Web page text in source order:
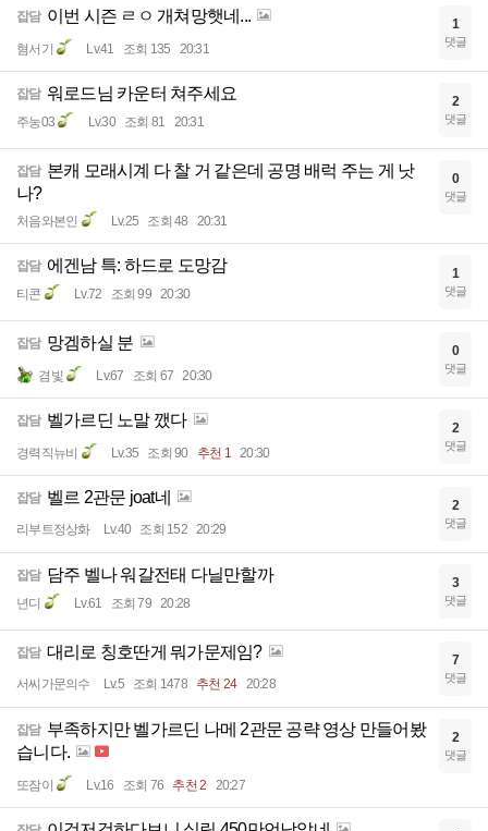
잡담 이번 시즌 ㄹㅇ 개쳐망햇네...
혐서기 Lv.41 조회 135 20:31
1
댓글
잡담 워로드님 카운터 쳐주세요
주눙03 Lv.30 조회 81 20:31
2
댓글
잡담 본캐 모래시계 다 찰 거 같은데 공명 배럭 주는 게 낫
나?
처음와본인 Lv.25 조회 48 20:31
0
댓글
잡담 에겐남 특: 하드로 도망감
티콘 Lv.72 조회 99 20:30
1
댓글
잡담 망겜하실 분
겸빛 Lv.67 조회 67 20:30
0
댓글
잡담 벨가르딘 노말 깼다
경력직뉴비 Lv.35 조회 90 추천 1 20:30
2
댓글
잡담 벨르 2관문 joat네
리부트정상화 Lv.40 조회 152 20:29
2
댓글
잡담 담주 벨나 워갈전태 다닐만할까
년디 Lv.61 조회 79 20:28
3
댓글
잡담 대리로 칭호딴게 뭐가문제임?
서씨가문의수 Lv.5 조회 1478 추천 24 20:28
7
댓글
잡담 부족하지만 벨가르딘 나메 2관문 공략 영상 만들어봤
습니다.
또잠이 Lv.16 조회 76 추천 2 20:27
2
댓글